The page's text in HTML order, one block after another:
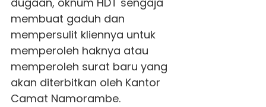
membuat gaduh dan
mempersulit kliennya untuk
memperoleh haknya atau
memperoleh surat baru yang
akan diterbitkan oleh Kantor
Camat Namorambe.